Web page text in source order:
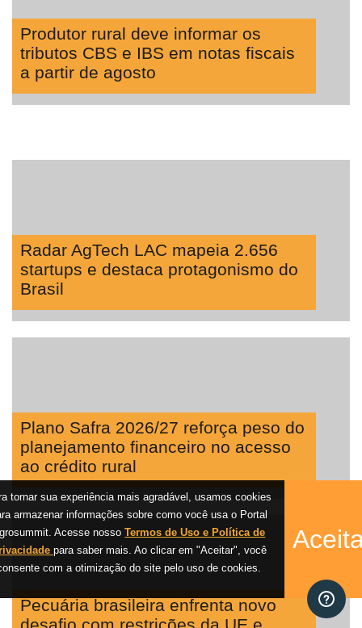
Produtor rural deve informar os
tributos CBS e IBS em notas fiscais
a partir de agosto
Radar AgTech LAC mapeia 2.656
startups e destaca protagonismo do
Brasil
Plano Safra 2026/27 reforça peso do
planejamento financeiro no acesso
ao crédito rural
Pecuária brasileira enfrenta novo
tornar sua experiência mais agradável, usamos cookies
armazenar informações sobre como você usa o Portal
Acesse nossoTermos de Uso e Política de
para saber mais. Ao clicar em "Aceitar", você
com a otimização do site pelo uso de cookies.